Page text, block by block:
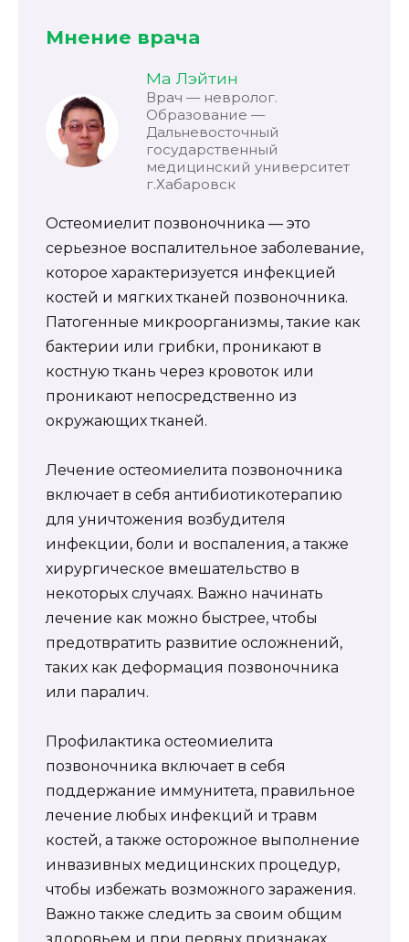
Мнение врача
Ма Лэйтин
Врач — невролог.
Образование —
Дальневосточный
государственный
медицинский университет
г.Хабаровск
Остеомиелит позвоночника — это
серьезное воспалительное заболевание,
которое характеризуется инфекцией
костей и мягких тканей позвоночника.
Патогенные микроорганизмы, такие как
бактерии или грибки, проникают в
костную ткань через кровоток или
проникают непосредственно из
окружающих тканей.
Лечение остеомиелита позвоночника
включает в себя антибиотикотерапию
для уничтожения возбудителя
инфекции, боли и воспаления, а также
хирургическое вмешательство в
некоторых случаях. Важно начинать
лечение как можно быстрее, чтобы
предотвратить развитие осложнений,
таких как деформация позвоночника
или паралич.
Профилактика остеомиелита
позвоночника включает в себя
поддержание иммунитета, правильное
лечение любых инфекций и травм
костей, а также осторожное выполнение
инвазивных медицинских процедур,
чтобы избежать возможного заражения.
Важно также следить за своим общим